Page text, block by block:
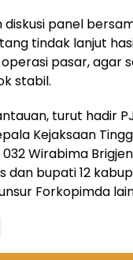
diskusi panel
tindak lanjut
pasar, agar
stabil.
turut hadir
Kejaksaan
Wirabima
dan bupati 12
Forkopimda